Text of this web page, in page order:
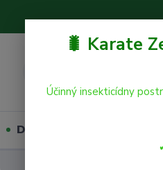
Domáci miláčikovia
🐛 Karate
Účinný insekticídny